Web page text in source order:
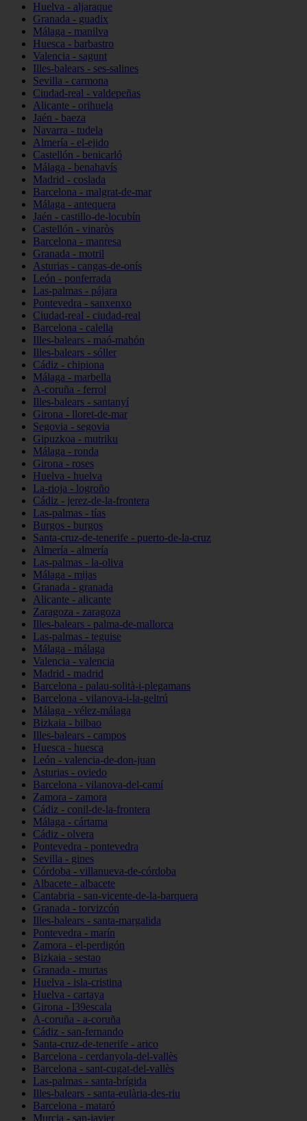
Huelva - aljaraque
Granada - guadix
Málaga - manilva
Huesca - barbastro
Valencia - sagunt
Illes-balears - ses-salines
Sevilla - carmona
Ciudad-real - valdepeñas
Alicante - orihuela
Jaén - baeza
Navarra - tudela
Almería - el-ejido
Castellón - benicarló
Málaga - benahavís
Madrid - coslada
Barcelona - malgrat-de-mar
Málaga - antequera
Jaén - castillo-de-locubín
Castellón - vinaròs
Barcelona - manresa
Granada - motril
Asturias - cangas-de-onís
León - ponferrada
Las-palmas - pájara
Pontevedra - sanxenxo
Ciudad-real - ciudad-real
Barcelona - calella
Illes-balears - maó-mahón
Illes-balears - sóller
Cádiz - chipiona
Málaga - marbella
A-coruña - ferrol
Illes-balears - santanyí
Girona - lloret-de-mar
Segovia - segovia
Gipuzkoa - mutriku
Málaga - ronda
Girona - roses
Huelva - huelva
La-rioja - logroño
Cádiz - jerez-de-la-frontera
Las-palmas - tías
Burgos - burgos
Santa-cruz-de-tenerife - puerto-de-la-cruz
Almería - almería
Las-palmas - la-oliva
Málaga - mijas
Granada - granada
Alicante - alicante
Zaragoza - zaragoza
Illes-balears - palma-de-mallorca
Las-palmas - teguise
Málaga - málaga
Valencia - valencia
Madrid - madrid
Barcelona - palau-solità-i-plegamans
Barcelona - vilanova-i-la-geltrú
Málaga - vélez-málaga
Bizkaia - bilbao
Illes-balears - campos
Huesca - huesca
León - valencia-de-don-juan
Asturias - oviedo
Barcelona - vilanova-del-camí
Zamora - zamora
Cádiz - conil-de-la-frontera
Málaga - cártama
Cádiz - olvera
Pontevedra - pontevedra
Sevilla - gines
Córdoba - villanueva-de-córdoba
Albacete - albacete
Cantabria - san-vicente-de-la-barquera
Granada - torvizcón
Illes-balears - santa-margalida
Pontevedra - marín
Zamora - el-perdigón
Bizkaia - sestao
Granada - murtas
Huelva - isla-cristina
Huelva - cartaya
Girona - l39escala
A-coruña - a-coruña
Cádiz - san-fernando
Santa-cruz-de-tenerife - arico
Barcelona - cerdanyola-del-vallès
Barcelona - sant-cugat-del-vallès
Las-palmas - santa-brígida
Illes-balears - santa-eulària-des-riu
Barcelona - mataró
Murcia - san-javier